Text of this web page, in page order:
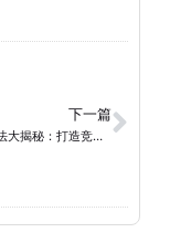
下一篇
亚马逊竞品打法大揭秘：打造竞争优势的超级实用指南